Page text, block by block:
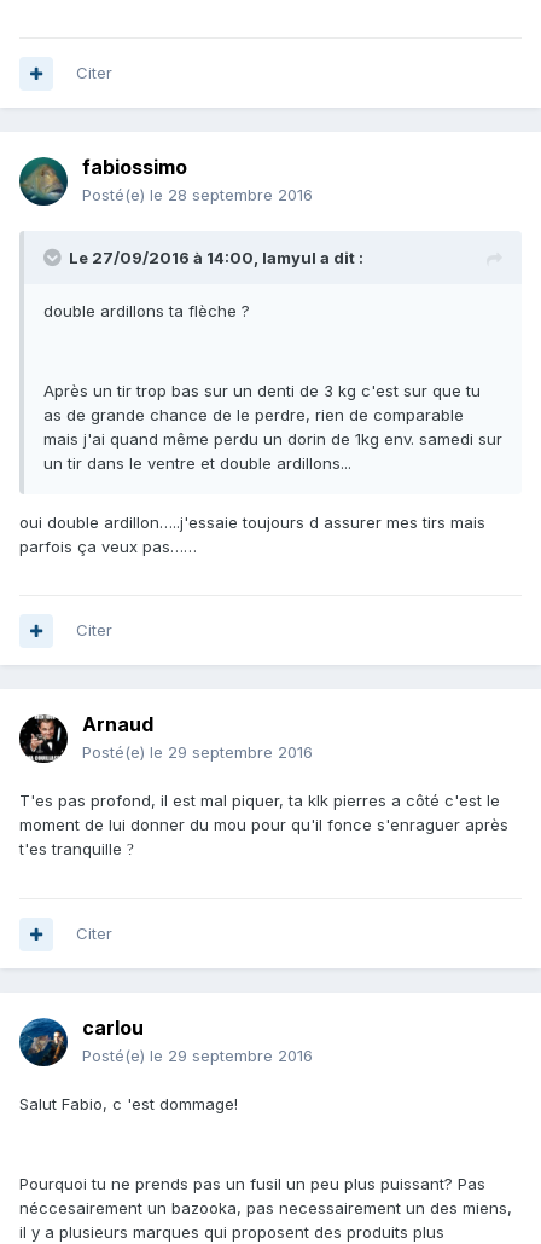
Citer
fabiossimo
Posté(e) le 28 septembre 2016
Le 27/09/2016 à 14:00, lamyul a dit :
double ardillons ta flèche ?
Après un tir trop bas sur un denti de 3 kg c'est sur que tu
as de grande chance de le perdre, rien de comparable
mais j'ai quand même perdu un dorin de 1kg env. samedi sur
un tir dans le ventre et double ardillons...
oui double ardillon…..j'essaie toujours d assurer mes tirs mais
parfois ça veux pas……
Citer
Arnaud
Posté(e) le 29 septembre 2016
T'es pas profond, il est mal piquer, ta klk pierres a côté c'est le
moment de lui donner du mou pour qu'il fonce s'enraguer après
t'es tranquille ?
Citer
carlou
Posté(e) le 29 septembre 2016
Salut Fabio, c 'est dommage!
Pourquoi tu ne prends pas un fusil un peu plus puissant? Pas
néccesairement un bazooka, pas necessairement un des miens,
il y a plusieurs marques qui proposent des produits plus